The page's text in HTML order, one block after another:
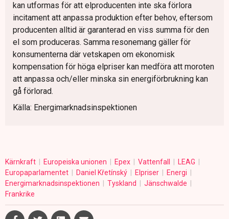
kan utformas för att elproducenten inte ska förlora
incitament att anpassa produktion efter behov, eftersom
producenten alltid är garanterad en viss summa för den
el som produceras. Samma resonemang gäller för
konsumenterna där vetskapen om ekonomisk
kompensation för höga elpriser kan medföra att moroten
att anpassa och/eller minska sin energiförbrukning kan
gå förlorad.
Källa: Energimarknadsinspektionen
Kärnkraft Europeiska unionen Epex Vattenfall
LEAG
Europaparlamentet
Daniel Křetínský Elpriser
Energi
Energimarknadsinspektionen
Tyskland
Jänschwalde
Frankrike